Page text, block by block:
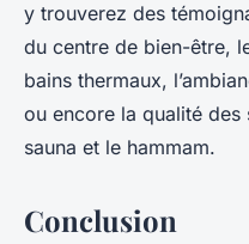
y trouverez des
du centre de bien-être,
bains thermaux,
ou encore la qualité
sauna et le hammam.
Conclusion